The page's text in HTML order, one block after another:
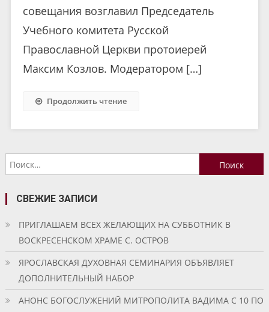
совещания возглавил Председатель
Учебного комитета Русской
Православной Церкви протоиерей
Максим Козлов. Модератором […]
Продолжить чтение
Найти:
СВЕЖИЕ ЗАПИСИ
ПРИГЛАШАЕМ ВСЕХ ЖЕЛАЮЩИХ НА СУББОТНИК В
ВОСКРЕСЕНСКОМ ХРАМЕ С. ОСТРОВ
ЯРОСЛАВСКАЯ ДУХОВНАЯ СЕМИНАРИЯ ОБЪЯВЛЯЕТ
ДОПОЛНИТЕЛЬНЫЙ НАБОР
АНОНС БОГОСЛУЖЕНИЙ МИТРОПОЛИТА ВАДИМА С 10 ПО